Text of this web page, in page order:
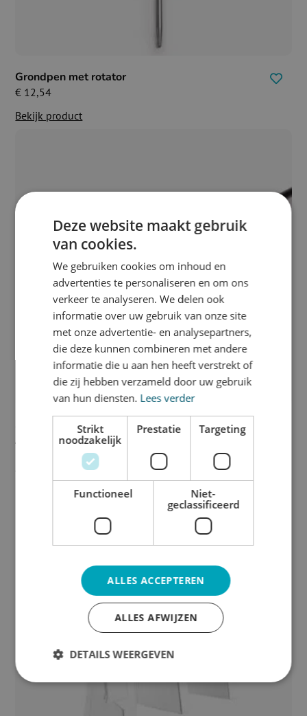
Grondpen met rotator
€ 12,54
Bekijk product
Grondplug met rotator
€
Bekijk product
Deze website maakt gebruik
van cookies.
We gebruiken cookies om inhoud en
advertenties te personaliseren en om ons
verkeer te analyseren. We delen ook
informatie over uw gebruik van onze site
met onze advertentie- en analysepartners,
die deze kunnen combineren met andere
informatie die u aan hen heeft verstrekt of
die zij hebben verzameld door uw gebruik
van hun diensten. Lees verder
Strikt
noodzakelijk
Prestatie Targeting
Functioneel
Niet-
geclassificeerd
ALLES ACCEPTEREN
ALLES AFWIJZEN
DETAILS WEERGEVEN